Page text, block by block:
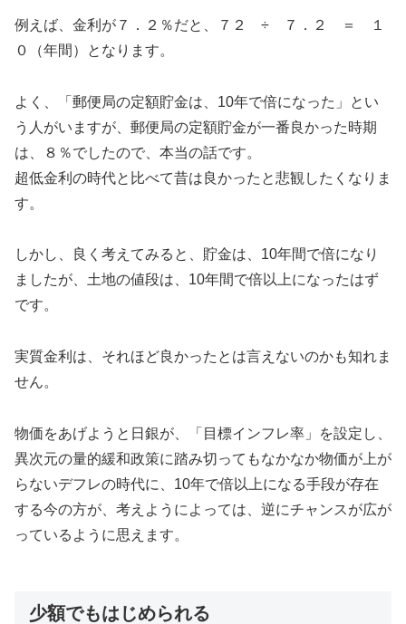
例えば、金利が７．２％だと、７２ ÷ ７．２ ＝ １
０（年間）となります。
よく、「郵便局の定額貯金は、10年で倍になった」とい
う人がいますが、郵便局の定額貯金が一番良かった時期
は、８％でしたので、本当の話です。
超低金利の時代と比べて昔は良かったと悲観したくなりま
す。
しかし、良く考えてみると、貯金は、10年間で倍になり
ましたが、土地の値段は、10年間で倍以上になったはず
です。
実質金利は、それほど良かったとは言えないのかも知れま
せん。
物価をあげようと日銀が、「目標インフレ率」を設定し、
異次元の量的緩和政策に踏み切ってもなかなか物価が上が
らないデフレの時代に、10年で倍以上になる手段が存在
する今の方が、考えようによっては、逆にチャンスが広が
っているように思えます。
少額でもはじめられる